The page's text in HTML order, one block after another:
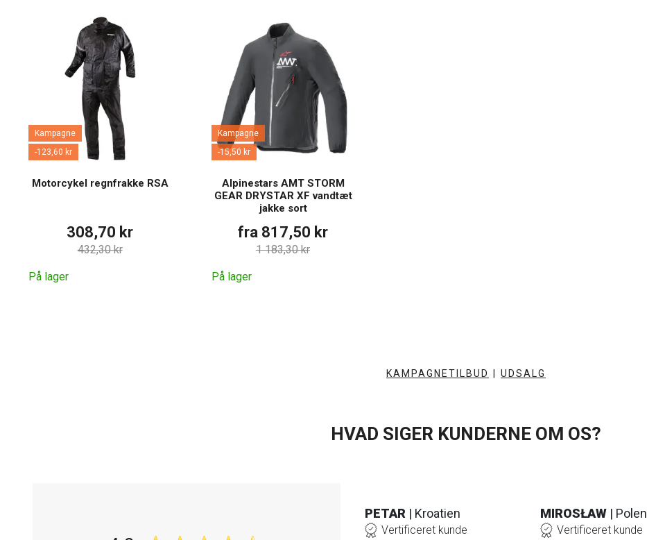
Kampagne
-123,60 kr
Motorcykel regnfrakke RSA
308,70 kr
432,30 kr
På lager
Kampagne
-15,50 kr
Alpinestars AMT STORM
GEAR DRYSTAR XF vandtæt
jakke sort
fra 817,50 kr
1 183,30 kr
På lager
KAMPAGNETILBUD UDSALG
HVAD SIGER KUNDERNE OM OS?
PETAR | Kroatien
Vertificeret kunde
MIROSŁAW | Polen
Vertificeret kunde